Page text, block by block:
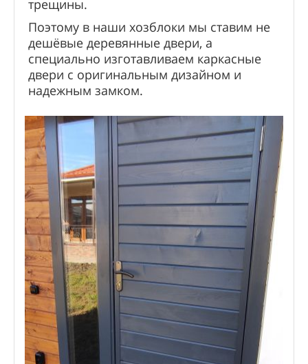
трещины.
Поэтому в наши хозблоки мы ставим не
дешёвые деревянные двери, а
специально изготавливаем каркасные
двери с оригинальным дизайном и
надежным замком.